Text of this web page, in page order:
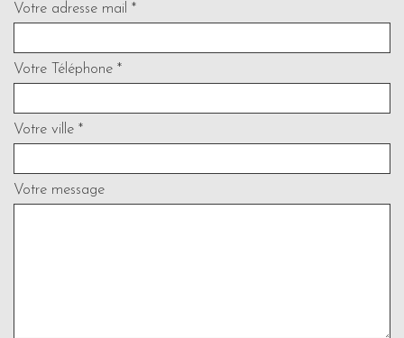
Votre adresse mail *
Votre Téléphone *
Votre ville *
Votre message